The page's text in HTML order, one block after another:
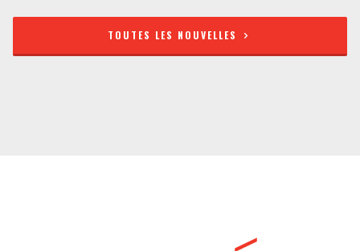
TOUTES LES NOUVELLES